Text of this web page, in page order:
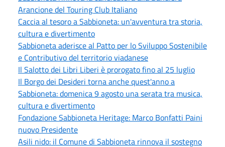
Arancione del Touring Club Italiano
Caccia al tesoro a Sabbioneta: un'avventura tra storia,
cultura e divertimento
Sabbioneta aderisce al Patto per lo Sviluppo Sostenibile
e Contributivo del territorio viadanese
Il Salotto dei Libri Liberi è prorogato fino al 25 luglio
Il Borgo dei Desideri torna anche quest'anno a
Sabbioneta: domenica 9 agosto una serata tra musica,
cultura e divertimento
Fondazione Sabbioneta Heritage: Marco Bonfatti Paini
nuovo Presidente
Asili nido: il Comune di Sabbioneta rinnova il sostegno